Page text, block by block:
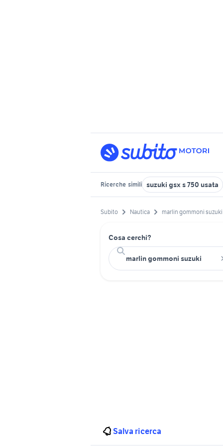
Ricerche simili suzuki gsx s 750 usata
Subito Nautica marlin gommoni suzuki
Cosa cerchi?
Salva ricerca